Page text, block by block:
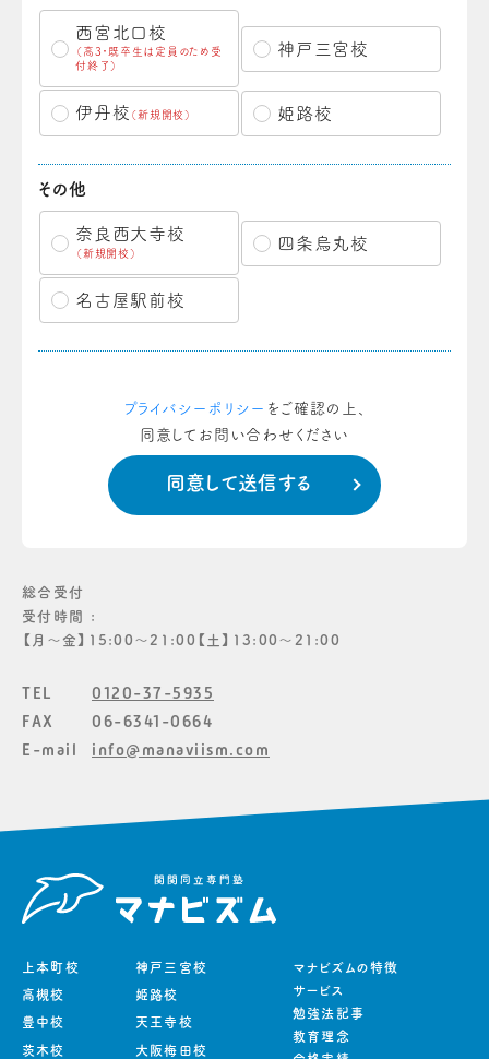
西宮北口校
（高3・既卒生は定員のため受
付終了）
神戸三宮校
伊丹校 （新規開校） 姫路校
その他
奈良西大寺校
（新規開校）
四条烏丸校
名古屋駅前校
プライバシーポリシー をご確認の上、
同意してお問い合わせください
総合受付
受付時間 :
【月〜金】15:00〜21:00【土】13:00〜21:00
TEL
0120-37-5935
FAX
06-6341-0664
E-mail
info@manaviism.com
上本町校
高槻校
豊中校
茨木校
神戸三宮校
姫路校
天王寺校
大阪梅田校
マナビズムの特徴
サービス
勉強法記事
教育理念